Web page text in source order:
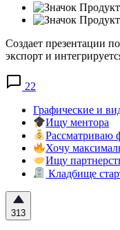
Создает презентации
экспорт и
22
Графические и
Ищу ментора
Рассматриваю
Хочу
Ищу
Кладбище
313